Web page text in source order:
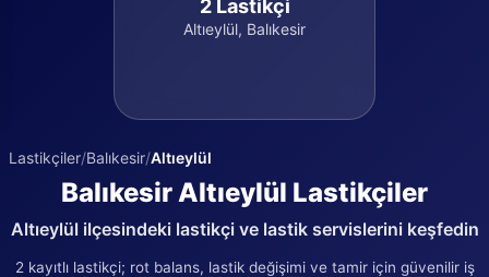
Lastikçiler/Balıkesir/Altıeylül
BalıkesirAltıeylül Lastikçiler
Altıeylülilçesindeki lastikçi ve lastik servislerini keşfedin
2 kayıtlı lastikçi; rot balans, lastik değişimi ve tamir için güvenilir iş
2Lastikçi
Altıeylül, Balıkesir